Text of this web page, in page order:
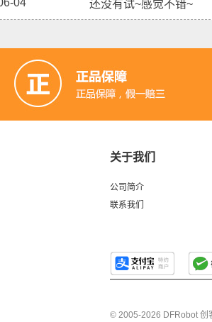
04
还没有试~感觉不错~
关于我们
公司简介
联系我们
© 2005-2026 DFRobot 创